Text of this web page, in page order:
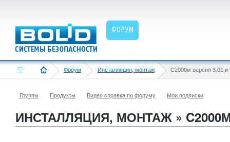
ФОРУМ
Форум Инсталляция, монтаж C2000м версия 3.01
Группы Продукты Видео справка по форуму Мои подписки
ИНСТАЛЛЯЦИЯ, МОНТАЖ »